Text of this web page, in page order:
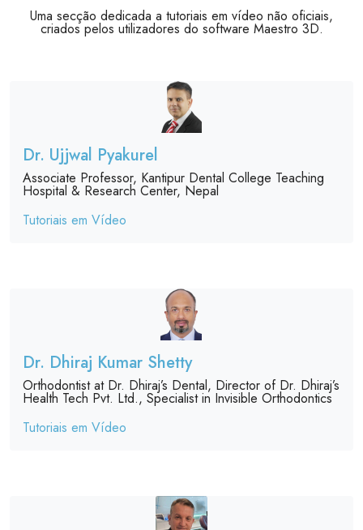
Uma secção dedicada a tutoriais em vídeo não oficiais,
criados pelos utilizadores do software Maestro 3D.
Dr. Ujjwal Pyakurel
Associate Professor, Kantipur Dental College Teaching
Hospital & Research Center, Nepal
Tutoriais em Vídeo
Dr. Dhiraj Kumar Shetty
Orthodontist at Dr. Dhiraj’s Dental, Director of Dr. Dhiraj’s
Health Tech Pvt. Ltd., Specialist in Invisible Orthodontics
Tutoriais em Vídeo